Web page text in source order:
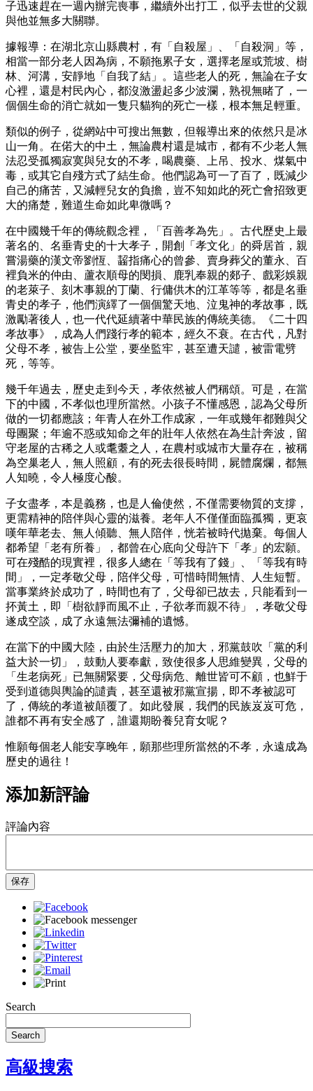
子迅速趕在一週內辦完喪事，繼續外出打工，似乎去世的父親
與他並無多大關聯。
據報導：在湖北京山縣農村，有「自殺屋」、「自殺洞」等，
相當一部分老人因為病，不願拖累子女，選擇老屋或荒坡、樹
林、河溝，安靜地「自我了結」。這些老人的死，無論在子女
心裡，還是村民內心，都沒激盪起多少波瀾，熟視無睹了，一
個個生命的消亡就如一隻只貓狗的死亡一樣，根本無足輕重。
類似的例子，從網站中可搜出無數，但報導出來的依然只是冰
山一角。在偌大的中土，無論農村還是城市，都有不少老人無
法忍受孤獨寂寞與兒女的不孝，喝農藥、上吊、投水、煤氣中
毒，或其它自殘方式了結生命。他們認為可一了百了，既減少
自己的痛苦，又減輕兒女的負擔，豈不知如此的死亡會招致更
大的痛楚，難道生命如此卑微嗎？
在中國幾千年的傳統觀念裡，「百善孝為先」。古代歷史上最
著名的、名垂青史的十大孝子，開創「孝文化」的舜居首，親
嘗湯藥的漢文帝劉恆、齧指痛心的曾參、賣身葬父的董永、百
裡負米的仲由、蘆衣順母的閔損、鹿乳奉親的郯子、戲彩娛親
的老萊子、刻木事親的丁蘭、行傭供木的江革等等，都是名垂
青史的孝子，他們演繹了一個個驚天地、泣鬼神的孝故事，既
激勵著後人，也一代代延續著中華民族的傳統美德。《二十四
孝故事》，成為人們踐行孝的範本，經久不衰。在古代，凡對
父母不孝，被告上公堂，要坐監牢，甚至遭天譴，被雷電劈
死，等等。
幾千年過去，歷史走到今天，孝依然被人們稱頌。可是，在當
下的中國，不孝似也理所當然。小孩子不懂感恩，認為父母所
做的一切都應該；年青人在外工作成家，一年或幾年都難與父
母團聚；年逾不惑或知命之年的壯年人依然在為生計奔波，留
守老屋的古稀之人或耄耋之人，在農村或城市大量存在，被稱
為空巢老人，無人照顧，有的死去很長時間，屍體腐爛，都無
人知曉，令人極度心酸。
子女盡孝，本是義務，也是人倫使然，不僅需要物質的支撐，
更需精神的陪伴與心靈的滋養。老年人不僅僅面臨孤獨，更哀
嘆年華老去、無人傾聽、無人陪伴，恍若被時代拋棄。每個人
都希望「老有所養」，都曾在心底向父母許下「孝」的宏願。
可在殘酷的現實裡，很多人總在「等我有了錢」、「等我有時
間」，一定孝敬父母，陪伴父母，可惜時間無情、人生短暫。
當事業終於成功了，時間也有了，父母卻已故去，只能看到一
抔黃土，即「樹欲靜而風不止，子欲孝而親不待」，孝敬父母
遂成空談，成了永遠無法彌補的遺憾。
在當下的中國大陸，由於生活壓力的加大，邪黨鼓吹「黨的利
益大於一切」，鼓動人要奉獻，致使很多人思維變異，父母的
「生老病死」已無關緊要，父母病危、離世皆可不顧，也鮮于
受到道德與輿論的譴責，甚至還被邪黨宣揚，即不孝被認可
了，傳統的孝道被顛覆了。如此發展，我們的民族岌岌可危，
誰都不再有安全感了，誰還期盼養兒育女呢？
惟願每個老人能安享晚年，願那些理所當然的不孝，永遠成為
歷史的過往！
添加新評論
評論內容
保存
Search
Search
高級搜索